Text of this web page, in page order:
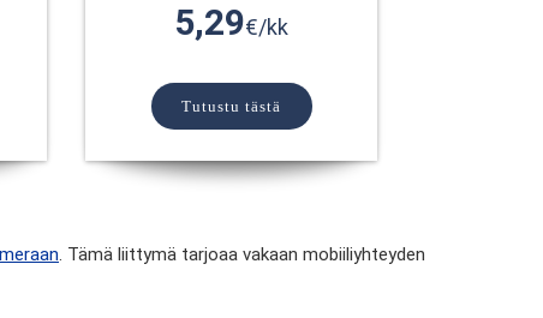
5,29€/kk
Tutustu tästä
. Tämä liittymä tarjoaa vakaan mobiiliyhteyden